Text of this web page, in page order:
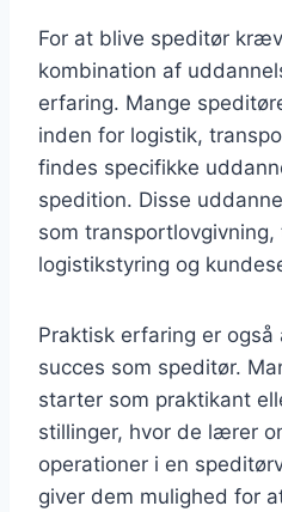
For at blive speditør
kombination af
erfaring. Mange
inden for logistik,
findes specifikke
spedition. Disse
som
logistikstyring og
Praktisk erfaring er
succes som speditør.
starter som praktikant
stillinger, hvor de lærer
operationer i en
giver dem mulighed for